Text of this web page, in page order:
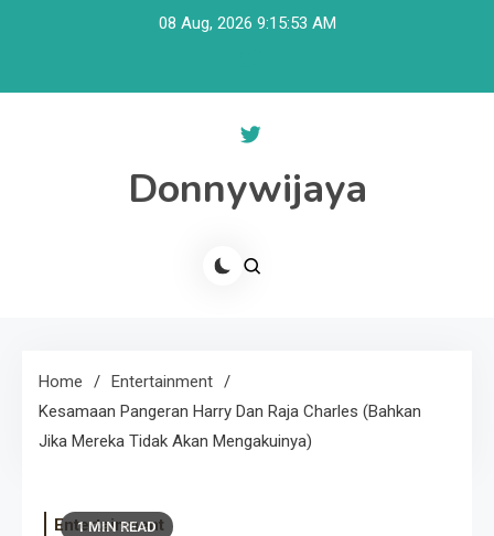
08 Aug, 2026 9:15:53 AM
Donnywijaya
Home
Entertainment
Kesamaan Pangeran Harry Dan Raja Charles (Bahkan
Jika Mereka Tidak Akan Mengakuinya)
1 MIN READ
Entertainment